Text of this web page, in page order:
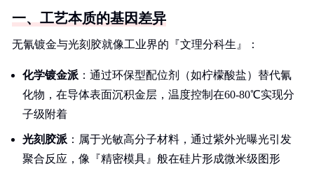
一、工艺本质的基因差异
无氰镀金与光刻胶就像工业界的『文理分科生』：
化学镀金派 ：通过环保型配位剂（如柠檬酸盐）替代氰
化物，在导体表面沉积金层，温度控制在60-80℃实现分
子级附着
光刻胶派 ：属于光敏高分子材料，通过紫外光曝光引发
聚合反应，像『精密模具』般在硅片形成微米级图形